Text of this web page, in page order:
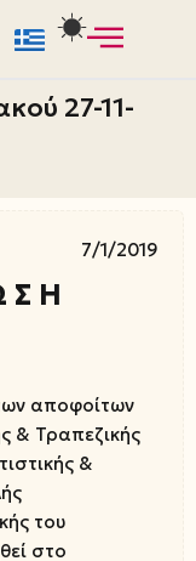
27-11-
7/1/2019
Σ Η
αποφοίτων
& Τραπεζικής
&
του
στο